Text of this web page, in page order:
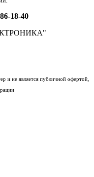
18-40
и не является публичной офертой,